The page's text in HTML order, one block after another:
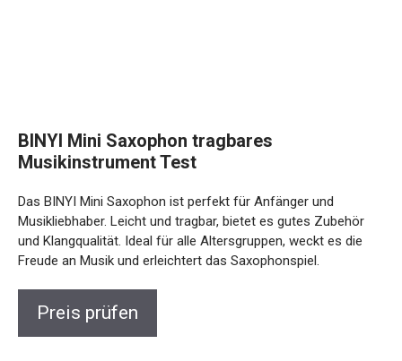
BINYI Mini Saxophon tragbares
Musikinstrument Test
Das BINYI Mini Saxophon ist perfekt für Anfänger und
Musikliebhaber. Leicht und tragbar, bietet es gutes Zubehör
und Klangqualität. Ideal für alle Altersgruppen, weckt es die
Freude an Musik und erleichtert das Saxophonspiel.
Preis prüfen